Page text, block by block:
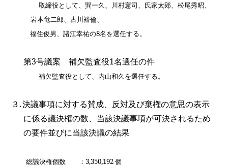
取締役として、巽一久、川村憲司、氏家太郎、松尾秀昭、
岩本竜二郎、古川裕倫、
福住俊男、諸江幸祐の8名を選任する。
第3号議案 補欠監査役1名選任の件
補欠監査役として、内山和久を選任する。
３.決議事項に対する賛成、反対及び棄権の意思の表示
に係る議決権の数、当該決議事項が可決されるため
の要件並びに当該決議の結果
総議決権個数 ：3,350,192個